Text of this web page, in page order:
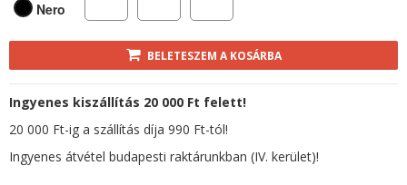
Nero
BELETESZEM A KOSÁRBA
Ingyenes kiszállítás 20 000 Ft felett!
20 000 Ft-ig a szállítás díja 990 Ft-tól!
Ingyenes átvétel budapesti raktárunkban (IV. kerület)!